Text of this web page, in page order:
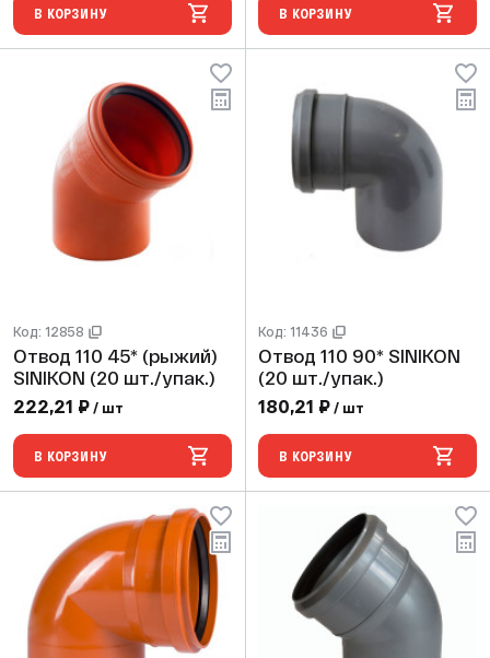
В КОРЗИНУ В КОРЗИНУ
Код: 12858
Отвод 110 45* (рыжий)
SINIKON (20 шт./упак.)
222,21 ₽ / шт
В КОРЗИНУ
Код: 11436
Отвод 110 90* SINIKON
(20 шт./упак.)
180,21 ₽ / шт
В КОРЗИНУ